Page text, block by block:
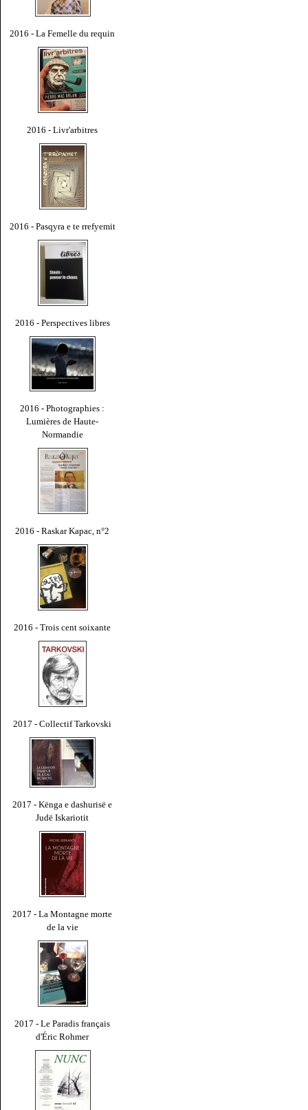
2016 - La Femelle du requin
2016 - Livr'arbitres
2016 - Pasqyra e te rrefyemit
2016 - Perspectives libres
2016 - Photographies :
Lumières de Haute-
Normandie
2016 - Raskar Kapac, n°2
2016 - Trois cent soixante
2017 - Collectif Tarkovski
2017 - Kënga e dashurisë e
Judë Iskariotit
2017 - La Montagne morte
de la vie
2017 - Le Paradis français
d'Éric Rohmer